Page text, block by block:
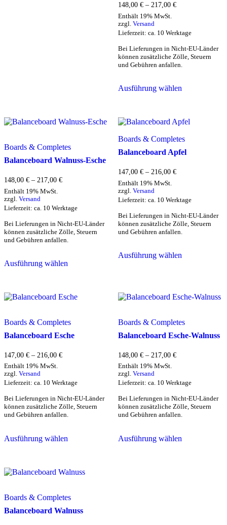
148,00 € – 217,00 €Preisspanne:
217,00 €
Enthält 19% MwSt.
zzgl. Versand
Lieferzeit: ca. 10 Werktage
Bei Lieferungen in Nicht-EU-Länder
können zusätzliche Zölle, Steuern
und Gebühren anfallen.
Ausführung wählenProdukt
auf.
Optionen
können
werden
Boards & Completes
Balanceboard Walnuss-Esche
148,00 € – 217,00 €Preisspanne:
Enthält 19% MwSt.
zzgl. Versand
Lieferzeit: ca. 10 Werktage
Bei Lieferungen in Nicht-EU-Länder
können zusätzliche Zölle, Steuern
und Gebühren anfallen.
Ausführung wählenProdukt
auf.
können
auf
Boards & Completes
Balanceboard Apfel
147,00 € – 216,00 €Preisspanne:
Enthält 19% MwSt.
zzgl. Versand
Lieferzeit: ca. 10 Werktage
Bei Lieferungen in Nicht-EU-Länder
können zusätzliche Zölle, Steuern
und Gebühren anfallen.
Ausführung wählenProdukt
auf.
Die
können
der
Boards & Completes
Balanceboard Esche
147,00 € – 216,00 €Preisspanne:
216,00 €
Enthält 19% MwSt.
zzgl. Versand
Lieferzeit: ca. 10 Werktage
Bei Lieferungen in Nicht-EU-Länder
können zusätzliche Zölle, Steuern
und Gebühren anfallen.
Ausführung wählenProdukt
auf.
können
auf
Boards & Completes
Balanceboard Esche-Walnuss
148,00 € – 217,00 €Preisspanne:
217,00 €
Enthält 19% MwSt.
zzgl. Versand
Lieferzeit: ca. 10 Werktage
Bei Lieferungen in Nicht-EU-Länder
können zusätzliche Zölle, Steuern
und Gebühren anfallen.
Ausführung wählenProdukt
Boards & Completes
Balanceboard Walnuss